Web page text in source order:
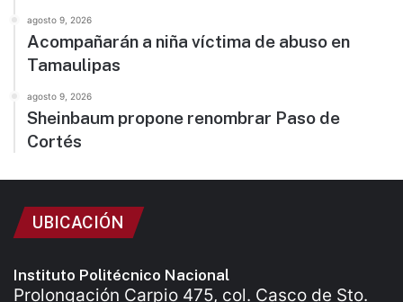
agosto 9, 2026
Acompañarán a niña víctima de abuso en
Tamaulipas
agosto 9, 2026
Sheinbaum propone renombrar Paso de
Cortés
UBICACIÓN
Instituto Politécnico Nacional
Prolongación Carpio 475, col. Casco de Sto.